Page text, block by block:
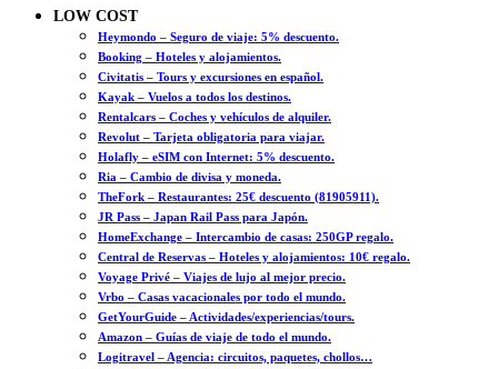
LOW COST
Heymondo – Seguro de viaje: 5% descuento.
Booking – Hoteles y alojamientos.
Civitatis – Tours y excursiones en español.
Kayak – Vuelos a todos los destinos.
Rentalcars – Coches y vehículos de alquiler.
Revolut – Tarjeta obligatoria para viajar.
Holafly – eSIM con Internet: 5% descuento.
Ria – Cambio de divisa y moneda.
TheFork – Restaurantes: 25€ descuento (81905911).
JR Pass – Japan Rail Pass para Japón.
HomeExchange – Intercambio de casas: 250GP regalo.
Central de Reservas – Hoteles y alojamientos: 10€ regalo.
Voyage Privé – Viajes de lujo al mejor precio.
Vrbo – Casas vacacionales por todo el mundo.
GetYourGuide – Actividades/experiencias/tours.
Amazon – Guías de viaje de todo el mundo.
Logitravel – Agencia: circuitos, paquetes, chollos…